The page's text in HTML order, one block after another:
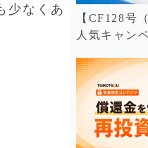
少なくあ
【CF128号
人気キャン